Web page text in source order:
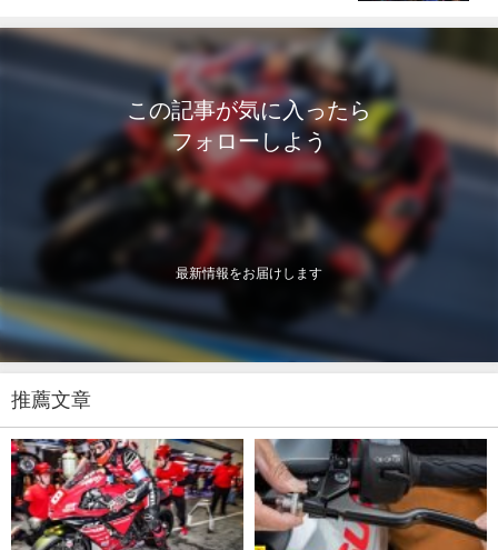
この記事が気に入ったら
フォローしよう
最新情報をお届けします
推薦文章